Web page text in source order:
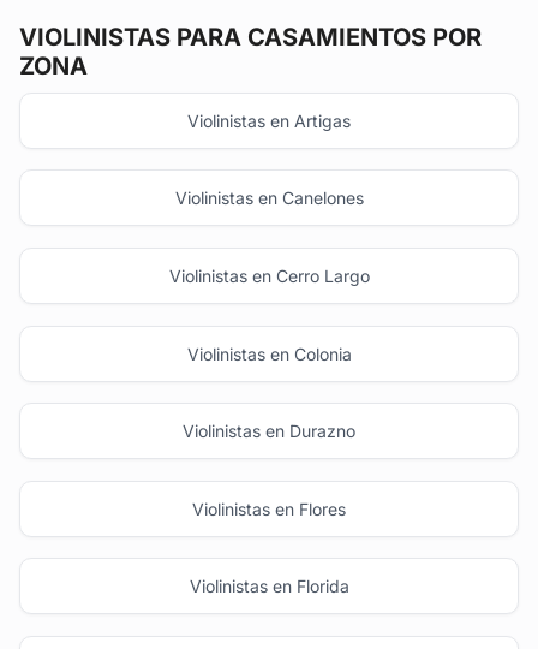
VIOLINISTAS PARA CASAMIENTOS POR
ZONA
Violinistas en Artigas
Violinistas en Canelones
Violinistas en Cerro Largo
Violinistas en Colonia
Violinistas en Durazno
Violinistas en Flores
Violinistas en Florida